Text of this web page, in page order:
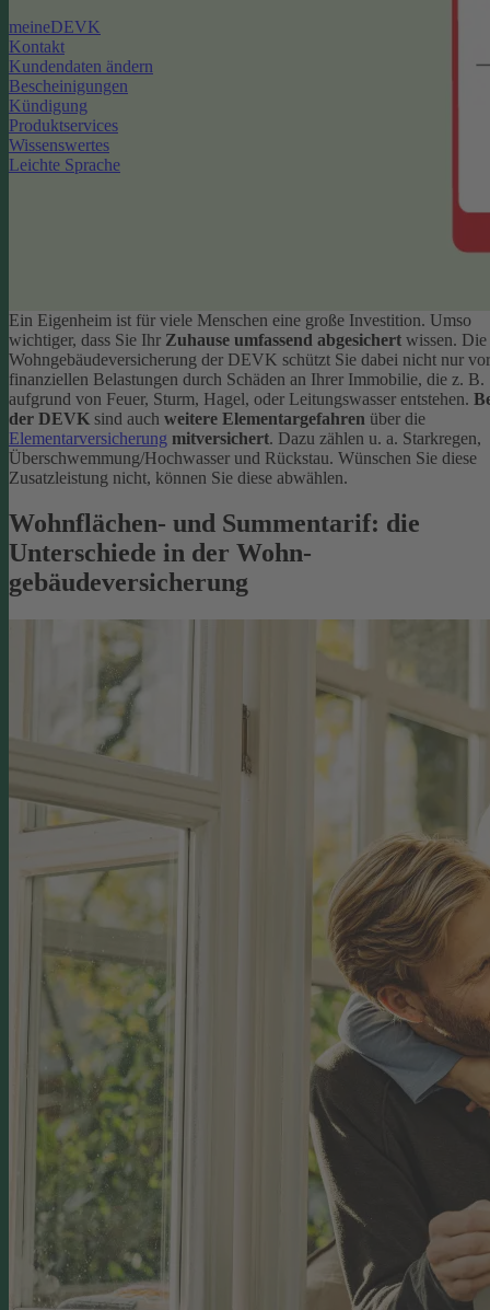
meineDEVK
Kontakt
Kundendaten ändern
Bescheinigungen
Kündigung
Produktservices
Wissenswertes
Leichte Sprache
Ein Eigenheim ist für viele Menschen eine große Investition. Umso
wichtiger, dass Sie Ihr Zuhause umfassend abgesichert wissen. Die
Wohngebäudeversicherung der DEVK schützt Sie dabei nicht nur vor
finanziellen Belastungen durch Schäden an Ihrer Immobilie, die z. B.
aufgrund von Feuer, Sturm, Hagel, oder Leitungswasser entstehen.
der DEVK sind auch weitere Elementargefahren über die
Elementarversicherung mitversichert. Dazu zählen u. a. Starkregen,
Überschwemmung/Hochwasser und Rückstau. Wünschen Sie diese
Zusatzleistung nicht, können Sie diese abwählen.
Wohnflächen- und Summentarif: die
Unterschiede in der Wohn­
gebäudeversicherung